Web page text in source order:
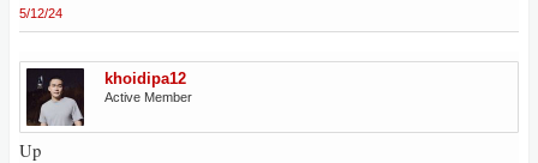
5/12/24
khoidipa12
Active Member
Up